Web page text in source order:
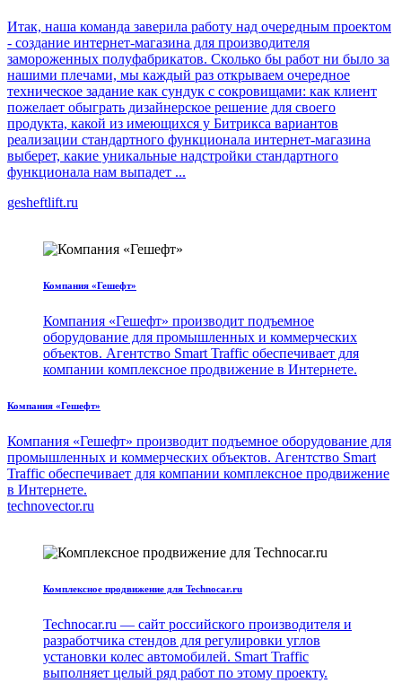
Итак, наша команда заверила работу над очередным проектом
- создание интернет-магазина для производителя
замороженных полуфабрикатов. Сколько бы работ ни было за
нашими плечами, мы каждый раз открываем очередное
техническое задание как сундук с сокровищами: как клиент
пожелает обыграть дизайнерское решение для своего
продукта, какой из имеющихся у Битрикса вариантов
реализации стандартного функционала интернет-магазина
выберет, какие уникальные надстройки стандартного
функционала нам выпадет ...
gesheftlift.ru
Компания «Гешефт»
Компания «Гешефт» производит подъемное
оборудование для промышленных и коммерческих
объектов. Агентство Smart Traffic обеспечивает для
компании комплексное продвижение в Интернете.
Компания «Гешефт»
Компания «Гешефт» производит подъемное оборудование для
промышленных и коммерческих объектов. Агентство Smart
Traffic обеспечивает для компании комплексное продвижение
в Интернете.
technovector.ru
Комплексное продвижение для Technocar.ru
Technocar.ru — сайт российского производителя и
разработчика стендов для регулировки углов
установки колес автомобилей. Smart Traffic
выполняет целый ряд работ по этому проекту.